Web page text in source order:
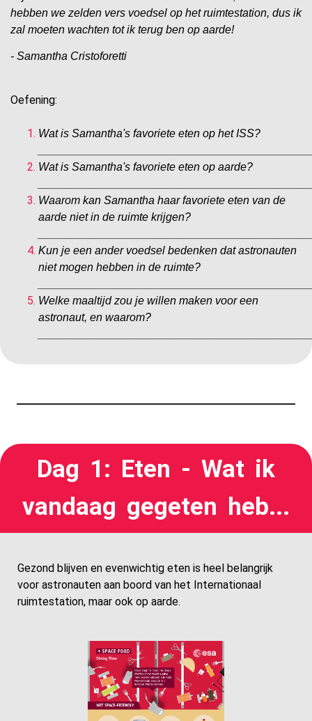
hebben we zelden vers voedsel op het ruimtestation, dus ik
zal moeten wachten tot ik terug ben op aarde!
- Samantha Cristoforetti
Oefening:
Wat is Samantha's favoriete eten op het ISS?
Wat is Samantha's favoriete eten op aarde?
Waarom kan Samantha haar favoriete eten van de
aarde niet in de ruimte krijgen?
Kun je een ander voedsel bedenken dat astronauten
niet mogen hebben in de ruimte?
Welke maaltijd zou je willen maken voor een
astronaut, en waarom?
Dag 1: Eten - Wat ik
vandaag gegeten heb...
Gezond blijven en evenwichtig eten is heel belangrijk
voor astronauten aan boord van het Internationaal
ruimtestation, maar ook op aarde.